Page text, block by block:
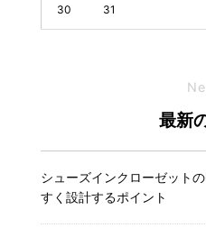
30 31
最新
シューズインクローゼット
すく設計するポイント